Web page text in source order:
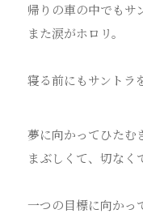
帰りの車の中でもサ
また涙がホロリ。
寝る前にもサントラ
夢に向かってひたむ
まぶしくて、切なく
一つの目標に向かっ